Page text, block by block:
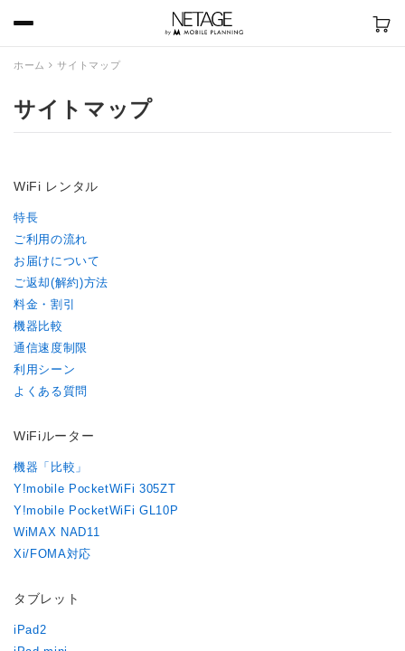
ホーム サイトマップ
サイトマップ
WiFi レンタル
特長
ご利用の流れ
お届けについて
ご返却(解約)方法
料金・割引
機器比較
通信速度制限
利用シーン
よくある質問
WiFiルーター
機器「比較」
Y!mobile PocketWiFi 305ZT
Y!mobile PocketWiFi GL10P
WiMAX NAD11
Xi/FOMA対応
タブレット
iPad2